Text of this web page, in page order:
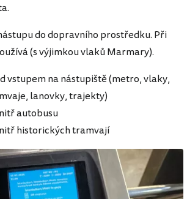
do dopravního prostředku. Při
(s výjimkou vlaků Marmary).
vstupem na nástupiště (metro, vlaky,
lanovky, trajekty)
autobusu
historických tramvají